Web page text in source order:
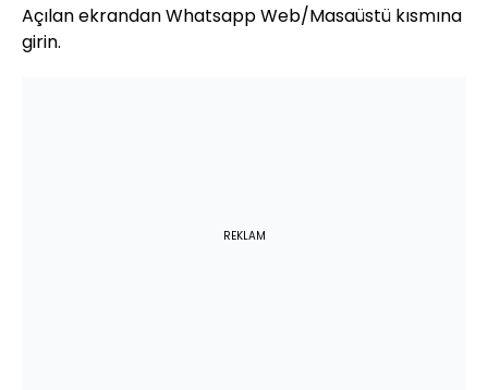
Açılan ekrandan Whatsapp Web/Masaüstü kısmına
girin.
REKLAM